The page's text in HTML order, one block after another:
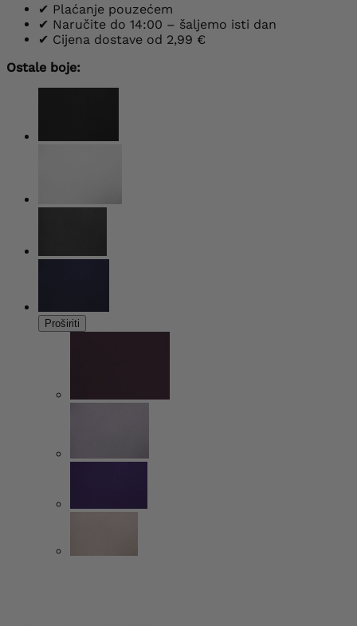
✔ Plaćanje pouzećem
✔ Naručite do 14:00 – šaljemo isti dan
✔ Cijena dostave od 2,99 €
Ostale boje:
Proširiti